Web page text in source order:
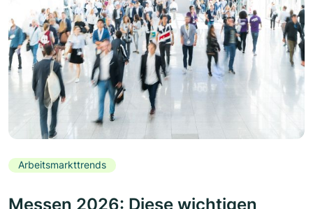
Arbeitsmarkttrends
Messen 2026: Diese wichtigen